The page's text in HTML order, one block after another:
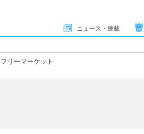
ニュース・連載
フリーマーケット